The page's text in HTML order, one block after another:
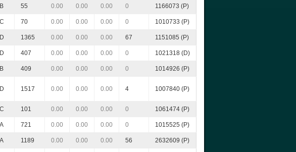
55 0.00 0.00 0.00 0 1166073 (P)
70 0.00 0.00 0.00 0 1010733 (P)
1365 0.00 0.00 0.00 67 1151085 (P)
407 0.00 0.00 0.00 0 1021318 (D)
409 0.00 0.00 0.00 0 1014926 (P)
1517 0.00 0.00 0.00 4 1007840 (P)
101 0.00 0.00 0.00 0 1061474 (P)
721 0.00 0.00 0.00 0 1015525 (P)
1189 0.00 0.00 0.00 56 2632609 (P)